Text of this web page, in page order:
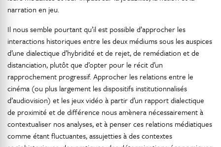
narration en jeu.
Il nous semble pourtant qu’il est possible d’approcher les
interactions historiques entre les deux médiums sous les auspices
d’une dialectique d’hybridité et de rejet, de remédiation et de
distanciation, plutôt que d’opter pour le récit d’un
rapprochement progressif. Approcher les relations entre le
cinéma (ou plus largement les dispositifs institutionnalisés
d’audiovision) et les jeux vidéo à partir d’un rapport dialectique
de proximité et de différence nous amènera nécessairement à
contextualiser nos analyses, et à penser ces relations médiatiques
comme étant fluctuantes, assujetties à des contextes